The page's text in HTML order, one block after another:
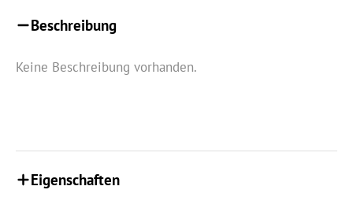
Beschreibung
Keine Beschreibung vorhanden.
Eigenschaften